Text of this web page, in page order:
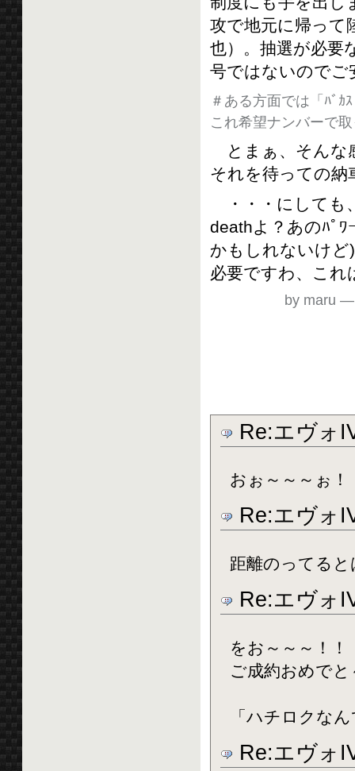
攻で地元に帰って
也）。抽選が必要
号ではないのでご
＃ある方面では「ﾊﾞ
これ希望ナンバーで
とまぁ、そんな
それを待っての納
・・・にしても
deathよ？あのﾊﾟ
かもしれないけ
必要ですわ、これ
by maru
Re:エヴォ
おぉ～～～ぉ！
Re:エヴォ
距離のってる
Re:エヴォ
をお～～～！！
ご成約おめでと
「ハチロクな
Re:エヴォ